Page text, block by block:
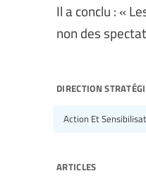
Il a conclu : «
non des
direction
Action Et
articles